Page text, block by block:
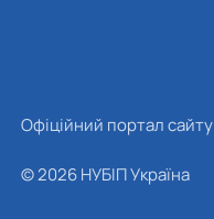
Офіційний портал сайту
© 2026 НУБІП Україна